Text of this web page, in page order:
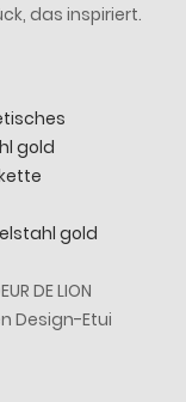
das inspiriert.
gold
gold
DE LION
Design-Etui